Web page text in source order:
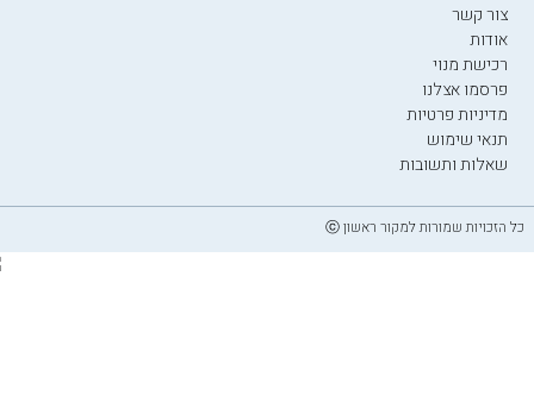
צור קשר
אודות
רכישת מנוי
פרסמו אצלנו
מדיניות פרטיות
תנאי שימוש
שאלות ותשובות
כל הזכויות שמורות למקור ראשון ⓒ